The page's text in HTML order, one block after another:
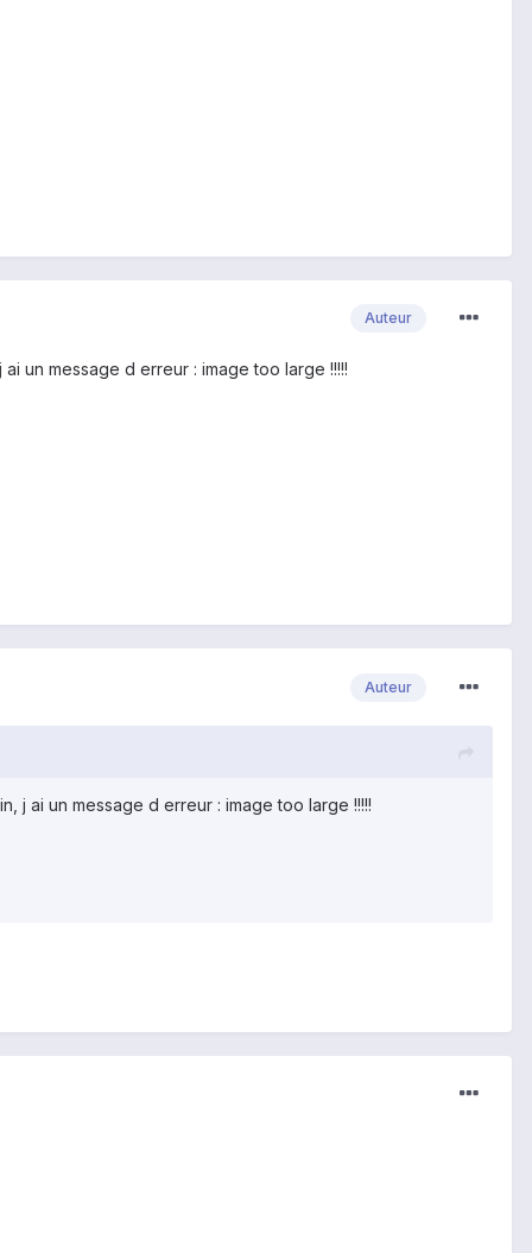
Auteur
un message d erreur : image too large !!!!!
Auteur
j ai un message d erreur : image too large !!!!!